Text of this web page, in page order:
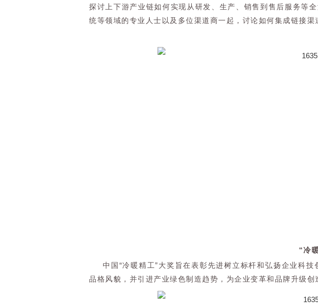
探讨上下游产业链如何实现从研发、生产、销售到售后服务等
统等领域的专业人士以及多位渠道商一起，讨论如何集成链接
“冷
中国“冷暖精工”大奖旨在表彰先进树立标杆和弘扬企业科
品格风貌，并引进产业绿色制造趋势，为企业变革和品牌升级创